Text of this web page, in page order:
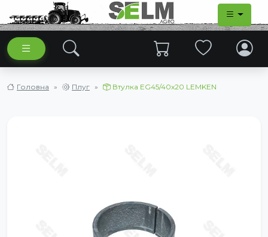
Головна Плуг Втулка EG45/40x20 LEMKEN